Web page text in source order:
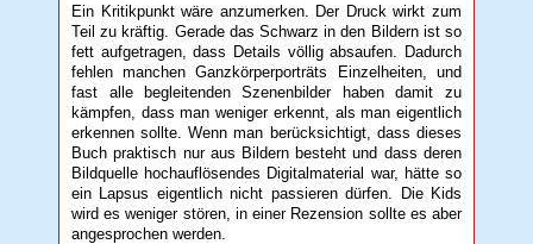
Ein Kritikpunkt wäre anzumerken. Der Druck wirkt zum
Teil zu kräftig. Gerade das Schwarz in den Bildern ist so
fett aufgetragen, dass Details völlig absaufen. Dadurch
fehlen manchen Ganzkörperporträts Einzelheiten, und
fast alle begleitenden Szenenbilder haben damit zu
kämpfen, dass man weniger erkennt, als man eigentlich
erkennen sollte. Wenn man berücksichtigt, dass dieses
Buch praktisch nur aus Bildern besteht und dass deren
Bildquelle hochauflösendes Digitalmaterial war, hätte so
ein Lapsus eigentlich nicht passieren dürfen. Die Kids
wird es weniger stören, in einer Rezension sollte es aber
angesprochen werden.